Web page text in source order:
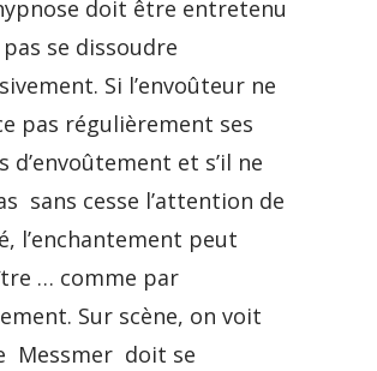
doit être entretenu
se dissoudre
Si l’envoûteur ne
pas régulièrement ses
d’envoûtement et s’il ne
sans cesse l’attention de
l’enchantement peut
… comme par
Sur scène, on voit
Messmer doit se